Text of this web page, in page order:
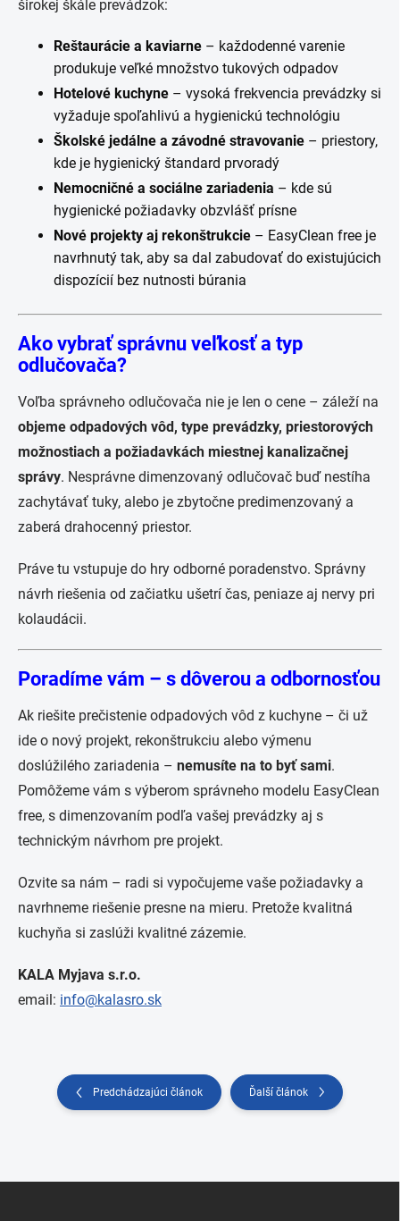
širokej škále prevádzok:
Reštaurácie a kaviarne – každodenné varenie
produkuje veľké množstvo tukových odpadov
Hotelové kuchyne – vysoká frekvencia prevádzky si
vyžaduje spoľahlivú a hygienickú technológiu
Školské jedálne a závodné stravovanie – priestory,
kde je hygienický štandard prvoradý
Nemocničné a sociálne zariadenia – kde sú
hygienické požiadavky obzvlášť prísne
Nové projekty aj rekonštrukcie – EasyClean free je
navrhnutý tak, aby sa dal zabudovať do existujúcich
dispozícií bez nutnosti búrania
Ako vybrať správnu veľkosť a typ
odlučovača?
Voľba správneho odlučovača nie je len o cene – záleží na
objeme odpadových vôd, type prevádzky, priestorových
možnostiach a požiadavkách miestnej kanalizačnej
správy. Nesprávne dimenzovaný odlučovač buď nestíha
zachytávať tuky, alebo je zbytočne predimenzovaný a
zaberá drahocenný priestor.
Práve tu vstupuje do hry odborné poradenstvo. Správny
návrh riešenia od začiatku ušetrí čas, peniaze aj nervy pri
kolaudácii.
Poradíme vám – s dôverou a odbornosťou
Ak riešite prečistenie odpadových vôd z kuchyne – či už
ide o nový projekt, rekonštrukciu alebo výmenu
doslúžilého zariadenia – nemusíte na to byť sami.
Pomôžeme vám s výberom správneho modelu EasyClean
free, s dimenzovaním podľa vašej prevádzky aj s
technickým návrhom pre projekt.
Ozvite sa nám – radi si vypočujeme vaše požiadavky a
navrhneme riešenie presne na mieru. Pretože kvalitná
kuchyňa si zaslúži kvalitné zázemie.
KALA Myjava s.r.o.
email: info@kalasro.sk
Predchádzajúci článok Ďalší článok